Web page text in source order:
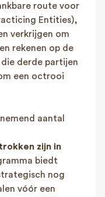
route voor
Entities),
verkrijgen om
rekenen op de
derde partijen
een octrooi
aantal
zijn in
biedt
nog
vóór een